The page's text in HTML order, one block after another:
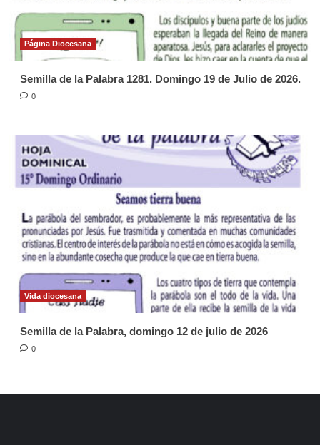
Página Diocesana
Semilla de la Palabra 1281. Domingo 19 de Julio de 2026.
0
Vida diocesana
Semilla de la Palabra, domingo 12 de julio de 2026
0